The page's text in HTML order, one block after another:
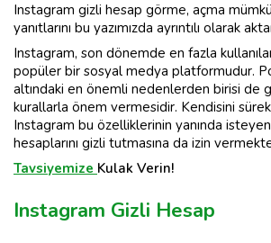
Instagram gizli hesap görme, açma
yanıtlarını bu yazımızda ayrıntılı olarak
Instagram, son dönemde en fazla
popüler bir sosyal medya platformudur.
altındaki en önemli nedenlerden birisi de
kurallarla önem vermesidir. Kendisini
Instagram bu özelliklerinin yanında isteyen
hesaplarını gizli tutmasına da izin
Tavsiyemize Kulak Verin!
Instagram Gizli Hesap